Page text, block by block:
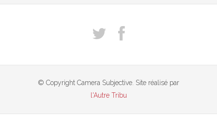
© Copyright Camera Subjective. Site réalisé par
l'Autre Tribu